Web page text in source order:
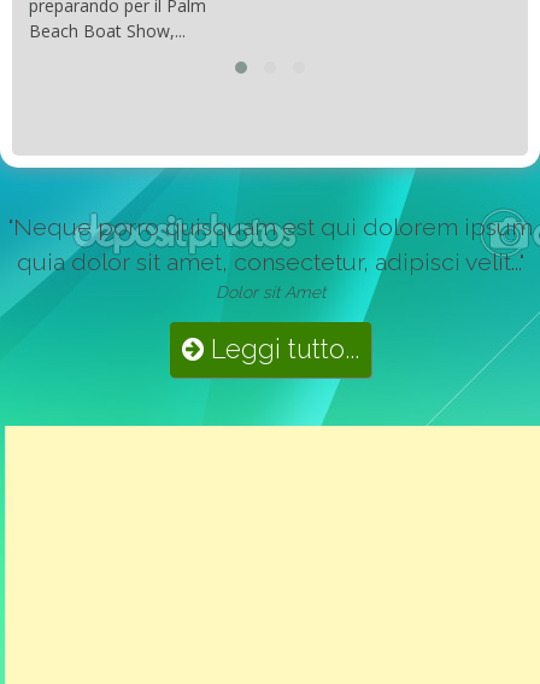
preparando per il Palm
Beach Boat Show,...
"Neque porro quisquam est qui dolorem ipsum
quia dolor sit amet, consectetur, adipisci velit..."
Dolor sit Amet
Leggi tutto...